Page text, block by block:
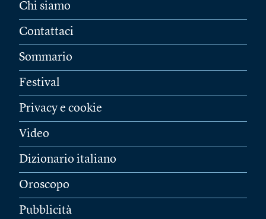
Chi siamo
Contattaci
Sommario
Festival
Privacy e cookie
Video
Dizionario italiano
Oroscopo
Pubblicità